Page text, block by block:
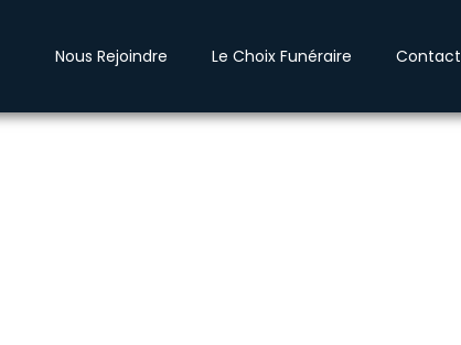
Nous Rejoindre Le Choix Funéraire Contact